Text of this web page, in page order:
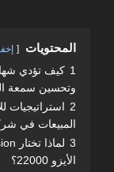
المحتويات
1
وتحسين سمعة
2
المبيعات في
3
الأيزو 22000؟